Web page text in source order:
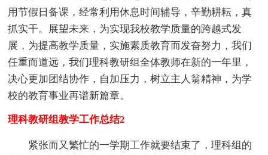
用节假日备课，经常利用休息时间辅导，辛勤耕耘，真
抓实干。展望未来，为实现我校教学质量的跨越式发
展，为提高教学质量，实施素质教育而发奋努力，我们
任重而道远，我们理科教研组全体教师在新的一年里，
决心更加团结协作，自加压力，树立主人翁精神，为学
校的教育事业再谱新篇章。
理科教研组教学工作总结2
紧张而又繁忙的一学期工作就要结束了，理科组的